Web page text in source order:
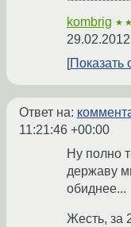
kombrig
Показать
Ответ на:
11:21:46 +00:00
Ну полно
державу
обиднее...
Жесть, за